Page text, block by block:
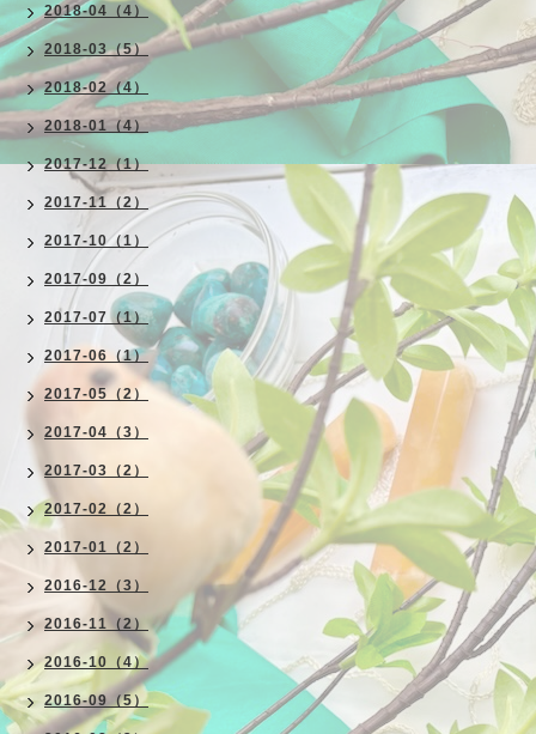
2018-04（4）
2018-03（5）
2018-02（4）
2018-01（4）
2017-12（1）
2017-11（2）
2017-10（1）
2017-09（2）
2017-07（1）
2017-06（1）
2017-05（2）
2017-04（3）
2017-03（2）
2017-02（2）
2017-01（2）
2016-12（3）
2016-11（2）
2016-10（4）
2016-09（5）